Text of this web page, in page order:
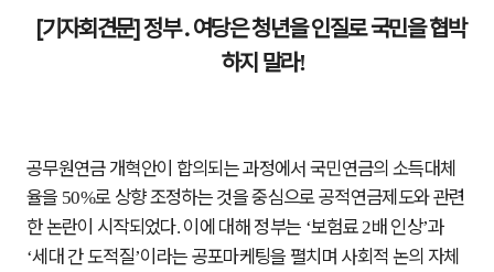
[기자회견문]정부․여당은 청년을 인질로 국민을 협박
하지 말라!
공무원연금 개혁안이 합의되는 과정에서 국민연금의 소득대체
율을 50%로 상향 조정하는 것을 중심으로 공적연금제도와 관련
한 논란이 시작되었다. 이에 대해 정부는 ‘보험료 2배 인상’과
‘세대 간 도적질’이라는 공포마케팅을 펼치며 사회적 논의 자체